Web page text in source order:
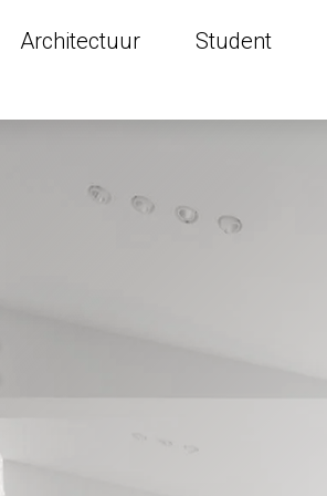
Architectuur Student